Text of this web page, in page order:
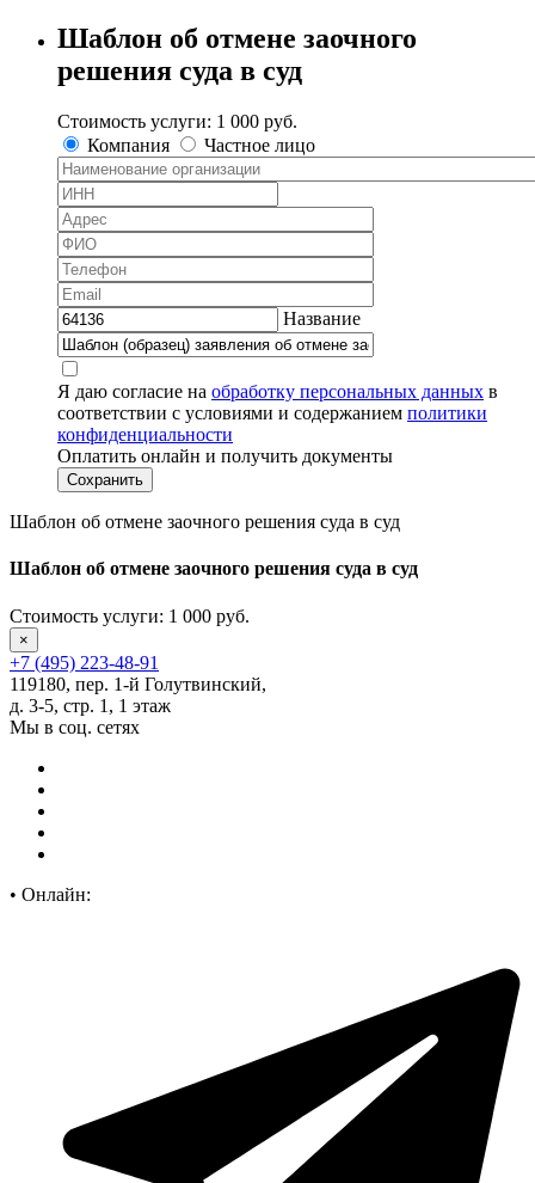
Шаблон об отмене заочного
решения суда в суд
Стоимость услуги: 1 000 руб.
Компания
Частное лицо
Название
Я даю согласие на обработку персональных данных в
соответствии с условиями и содержанием политики
конфиденциальности
Оплатить онлайн и получить документы
Шаблон об отмене заочного решения суда в суд
Шаблон об отмене заочного решения суда в суд
Стоимость услуги: 1 000 руб.
×
+7 (495) 223-48-91
119180, пер. 1-й Голутвинский,
д. 3-5, стр. 1, 1 этаж
Мы в соц. сетях
• Онлайн: